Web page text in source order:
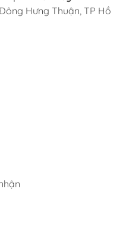
Hưng Thuận, TP Hồ